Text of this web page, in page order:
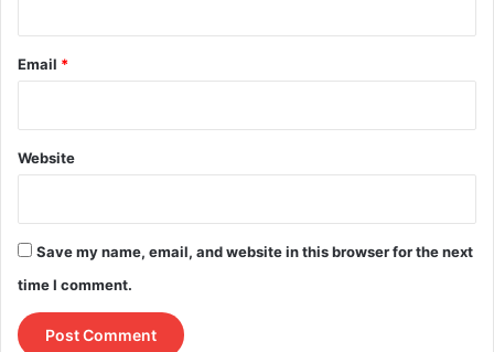
Email *
Website
Save my name, email, and website in this browser for the next
time I comment.